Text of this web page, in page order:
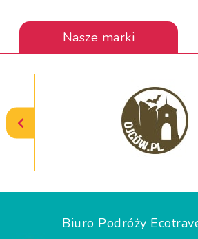
Nasze marki
Biuro Podróży